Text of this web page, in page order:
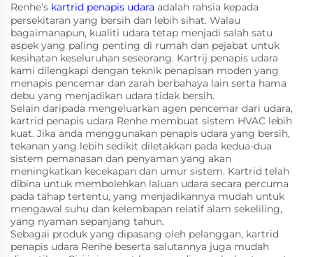
Renhe’s kartrid penapis udara adalah rahsia kepada
persekitaran yang bersih dan lebih sihat. Walau
bagaimanapun, kualiti udara tetap menjadi salah satu
aspek yang paling penting di rumah dan pejabat untuk
kesihatan keseluruhan seseorang. Kartrij penapis udara
kami dilengkapi dengan teknik penapisan moden yang
menapis pencemar dan zarah berbahaya lain serta hama
debu yang menjadikan udara tidak bersih.
Selain daripada mengeluarkan agen pencemar dari udara,
kartrid penapis udara Renhe membuat sistem HVAC lebih
kuat. Jika anda menggunakan penapis udara yang bersih,
tekanan yang lebih sedikit diletakkan pada kedua-dua
sistem pemanasan dan penyaman yang akan
meningkatkan kecekapan dan umur sistem. Kartrid telah
dibina untuk membolehkan laluan udara secara percuma
pada tahap tertentu, yang menjadikannya mudah untuk
mengawal suhu dan kelembapan relatif alam sekeliling,
yang nyaman sepanjang tahun.
Sebagai produk yang dipasang oleh pelanggan, kartrid
penapis udara Renhe beserta salutannya juga mudah